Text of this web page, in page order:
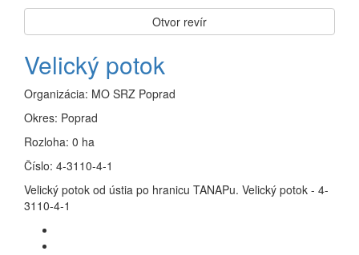
Otvor revír
Velický potok
Organizácia: MO SRZ Poprad
Okres: Poprad
Rozloha: 0 ha
Číslo: 4-3110-4-1
Velický potok od ústia po hranicu TANAPu. Velický potok - 4-
3110-4-1